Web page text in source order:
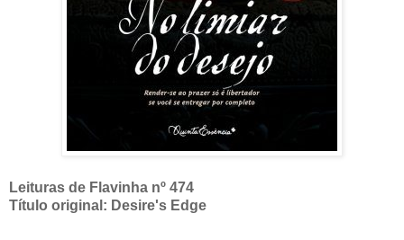
Leituras de Flavinha nº 474
Título original: Desire's Edge